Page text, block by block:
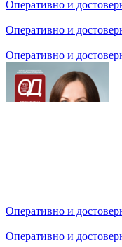
Оперативно и
Оперативно и
Оперативно и
Оперативно и
Оперативно и